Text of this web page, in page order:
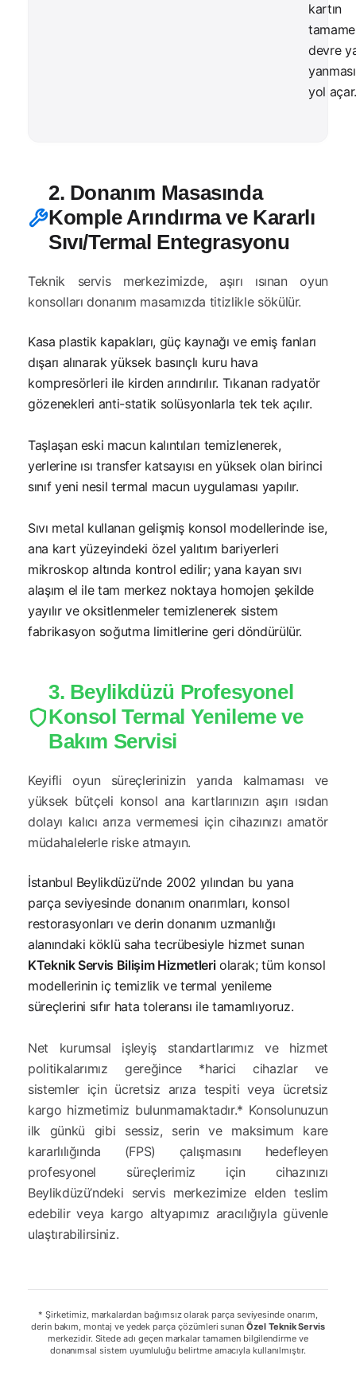
kartın
devre
yol açar.
2. Donanım Masasında
Komple Arındırma ve Kararlı
Sıvı/Termal Entegrasyonu
Teknik servis merkezimizde, aşırı ısınan oyun
konsolları donanım masamızda titizlikle sökülür.
Kasa plastik kapakları, güç kaynağı ve emiş fanları
dışarı alınarak yüksek basınçlı kuru hava
kompresörleri ile kirden arındırılır. Tıkanan radyatör
gözenekleri anti-statik solüsyonlarla tek tek açılır.
Taşlaşan eski macun kalıntıları temizlenerek,
yerlerine ısı transfer katsayısı en yüksek olan birinci
sınıf yeni nesil termal macun uygulaması yapılır.
Sıvı metal kullanan gelişmiş konsol modellerinde ise,
ana kart yüzeyindeki özel yalıtım bariyerleri
mikroskop altında kontrol edilir; yana kayan sıvı
alaşım el ile tam merkez noktaya homojen şekilde
yayılır ve oksitlenmeler temizlenerek sistem
fabrikasyon soğutma limitlerine geri döndürülür.
3. Beylikdüzü Profesyonel
Konsol Termal Yenileme ve
Bakım Servisi
Keyifli oyun süreçlerinizin yarıda kalmaması ve
yüksek bütçeli konsol ana kartlarınızın aşırı ısıdan
dolayı kalıcı arıza vermemesi için cihazınızı amatör
müdahalelerle riske atmayın.
İstanbul Beylikdüzü’nde 2002 yılından bu yana
parça seviyesinde donanım onarımları, konsol
restorasyonları ve derin donanım uzmanlığı
alanındaki köklü saha tecrübesiyle hizmet sunan
KTeknik Servis Bilişim Hizmetleriolarak; tüm konsol
modellerinin iç temizlik ve termal yenileme
süreçlerini sıfır hata toleransı ile tamamlıyoruz.
Net kurumsal işleyiş standartlarımız ve hizmet
politikalarımız gereğince *harici cihazlar ve
sistemler için ücretsiz arıza tespiti veya ücretsiz
kargo hizmetimiz bulunmamaktadır.* Konsolunuzun
ilk günkü gibi sessiz, serin ve maksimum kare
kararlılığında (FPS) çalışmasını hedefleyen
profesyonel süreçlerimiz için cihazınızı
Beylikdüzü’ndeki servis merkezimize elden teslim
edebilir veya kargo altyapımız aracılığıyla güvenle
ulaştırabilirsiniz.
* Şirketimiz, markalardan bağımsız olarak parça seviyesinde onarım,
derin bakım, montaj ve yedek parça çözümleri sunanÖzel Teknik Servis
merkezidir. Sitede adı geçen markalar tamamen bilgilendirme ve
donanımsal sistem uyumluluğu belirtme amacıyla kullanılmıştır.